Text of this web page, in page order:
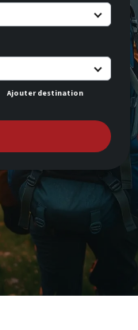
Ajouter destination